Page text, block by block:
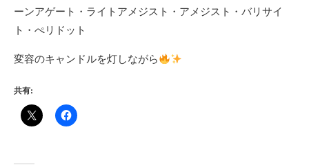
ーンアゲート・ライトアメジスト・アメジスト・バリサイ
ト・ぺリドット
変容のキャンドルを灯しながら
共有: